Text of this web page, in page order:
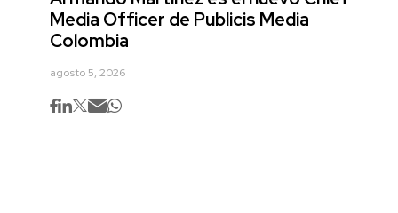
Media Officer de Publicis Media
Colombia
agosto 5, 2026